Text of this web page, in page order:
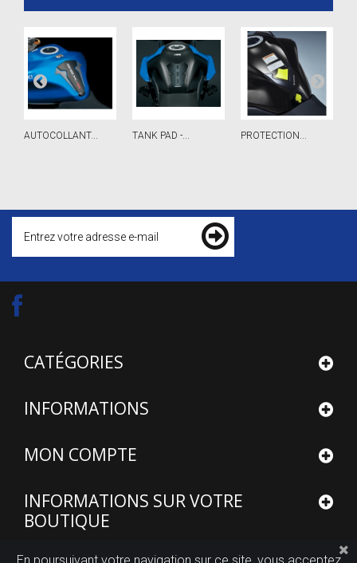
AUTOCOLLANT... TANK PAD -... PROTECTION...
CATÉGORIES
INFORMATIONS
MON COMPTE
INFORMATIONS SUR VOTRE
BOUTIQUE